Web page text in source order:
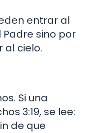
entrar al
Padre sino por
al cielo.
Si una
3:19, se lee:
de que